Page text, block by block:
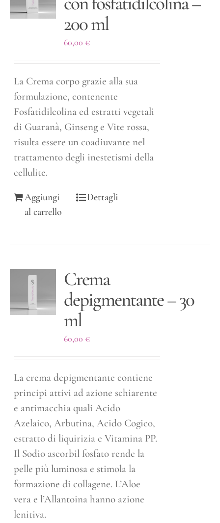
200 ml
60,00 €
La Crema corpo grazie alla sua
formulazione, contenente
Fosfatidilcolina ed estratti vegetali
di Guaranà, Ginseng e Vite rossa,
risulta essere un coadiuvante nel
trattamento degli inestetismi della
cellulite.
Aggiungi
al carrello
Dettagli
Crema
depigmentante – 30
ml
60,00 €
La crema depigmentante contiene
principi attivi ad azione schiarente
e antimacchia quali Acido
Azelaico, Arbutina, Acido Cogico,
estratto di liquirizia e Vitamina PP.
Il Sodio ascorbil fosfato rende la
pelle più luminosa e stimola la
formazione di collagene. L’Aloe
vera e l’Allantoina hanno azione
lenitiva.